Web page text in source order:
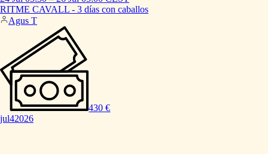
RITME CAVALL - 3 días con caballos
Agus T
430 €
jul42026